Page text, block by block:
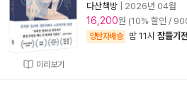
미리보기
다산책방
2026년 04월
16,200원 (10% 할인 /
양탄자배송 밤 11시 잠들기